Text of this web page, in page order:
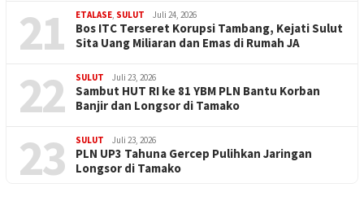
21 ETALASE SULUT Juli 24, 2026
Bos ITC Terseret Korupsi Tambang, Kejati Sulut
Sita Uang Miliaran dan Emas di Rumah JA
22 SULUT Juli 23, 2026
Sambut HUT RI ke 81 YBM PLN Bantu Korban
Banjir dan Longsor di Tamako
23 SULUT Juli 23, 2026
PLN UP3 Tahuna Gercep Pulihkan Jaringan
Longsor di Tamako